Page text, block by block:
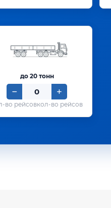
до 20 тонн
кол-во рейсов